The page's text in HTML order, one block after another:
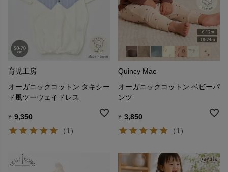
育児工房
オーガニックコットン タキシー
ド風ツーウェイドレス
¥ 9,350
（1）
Quincy Mae
オーガニックコットン ベビーパ
ンツ
¥ 3,850
（1）